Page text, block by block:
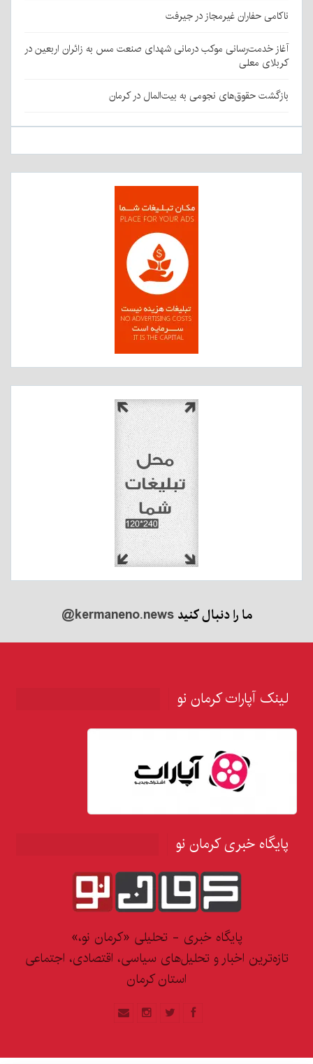
ناکامی حفاران غیرمجاز در جیرفت
آغاز خدمت‌رسانی موکب درمانی شهدای صنعت مس به زائران اربعین در
کربلای معلی
بازگشت حقوق‌های نجومی به بیت‌المال در کرمان
ما را دنبال کنید@kermaneno.news
لینک آپارات کرمان نو
پایگاه خبری کرمان نو
پایگاه خبری - تحلیلی «کرمان نو،»
تازه‌ترین اخبار و تحلیل‌های سیاسی، اقتصادی، اجتماعی
استان کرمان